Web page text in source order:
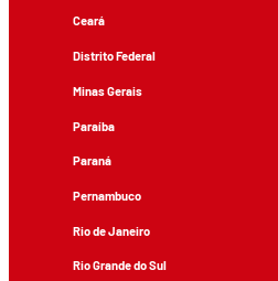
Ceará
Distrito Federal
Minas Gerais
Paraíba
Paraná
Pernambuco
Rio de Janeiro
Rio Grande do Sul